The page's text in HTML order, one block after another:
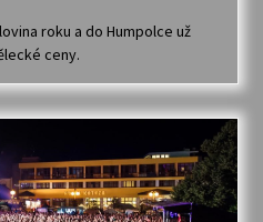
roku a do Humpolce už
ceny.